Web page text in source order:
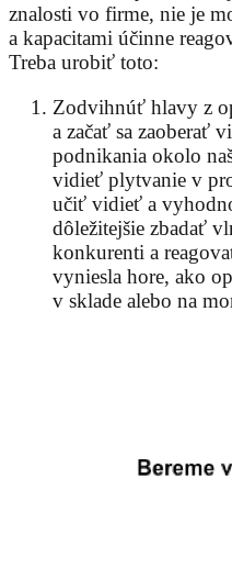
znalosti vo firme, nie je
a kapacitami účinne
Treba urobiť toto:
Zodvihnúť hlavy z
a začať sa zaoberať
podnikania okolo
vidieť plytvanie v
učiť vidieť a
dôležitejšie zbadať
konkurenti a
vyniesla hore, ako
v sklade alebo na